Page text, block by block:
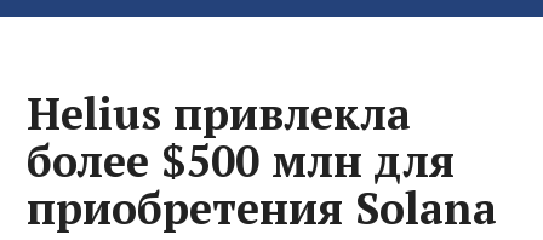
Helius привлекла
более $500 млн для
приобретения Solana